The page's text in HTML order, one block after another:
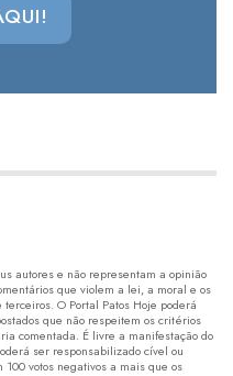
autores e não representam a opinião
que violem a lei, a moral e os
O Portal Patos Hoje poderá
que não respeitem os critérios
comentada. É livre a manifestação do
ser responsabilizado cível ou
votos negativos a mais que os